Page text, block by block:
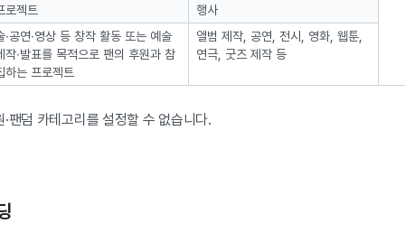
로젝트
행사
∙공연∙영상 등 창작 활동 또는 예술
작∙발표를 목적으로 팬의 후원과 참
하는 프로젝트
앨범 제작, 공연, 전시, 영화, 웹툰,
연극, 굿즈 제작 등
팬덤 카테고리를 설정할 수 없습니다.